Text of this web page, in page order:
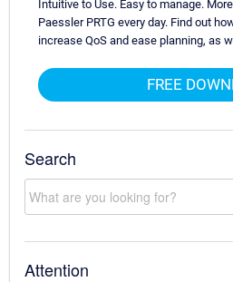
Intuitive to Use. Easy to manage.
Paessler PRTG every day. Find out
increase QoS and ease planning, as
FREE
Search
Attention